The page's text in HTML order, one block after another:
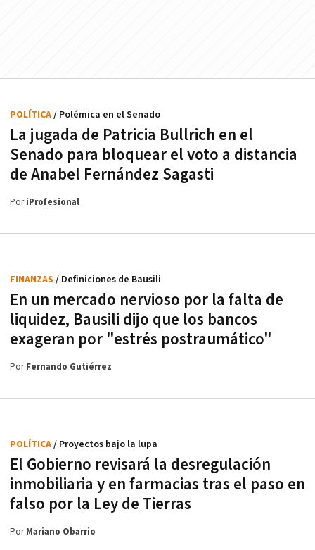
La jugada de Patricia Bullrich en el
Senado para bloquear el voto a distancia
de Anabel Fernández Sagasti
POLÍTICA/ Polémica en el Senado
PoriProfesional
En un mercado nervioso por la falta de
liquidez, Bausili dijo que los bancos
exageran por "estrés postraumático"
FINANZAS / Definiciones de Bausili
PorFernando Gutiérrez
El Gobierno revisará la desregulación
inmobiliaria y en farmacias tras el paso en
falso por la Ley de Tierras
POLÍTICA/ Proyectos bajo la lupa
PorMariano Obarrio